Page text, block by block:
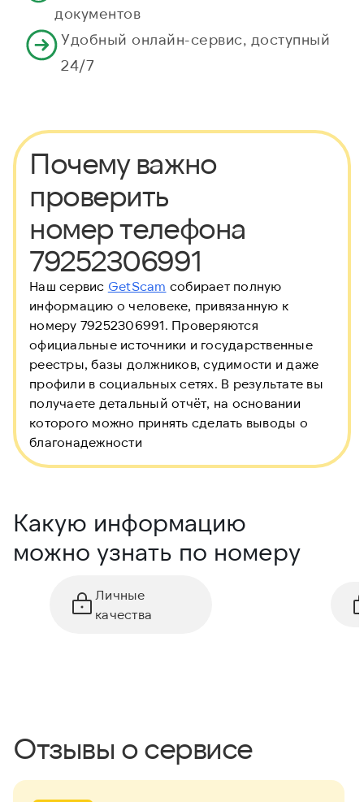
документов
Удобный онлайн-сервис, доступный
24/7
Почему важно
проверить
номер телефона
79252306991
Наш сервис GetScam собирает полную
информацию о человеке, привязанную к
номеру 79252306991. Проверяются
официальные источники и государственные
реестры, базы должников, судимости и даже
профили в социальных сетях. В результате вы
получаете детальный отчёт, на основании
которого можно принять сделать выводы о
благонадежности
Какую информацию
можно узнать по номеру
Личные
качества
Отзывы о сервисе